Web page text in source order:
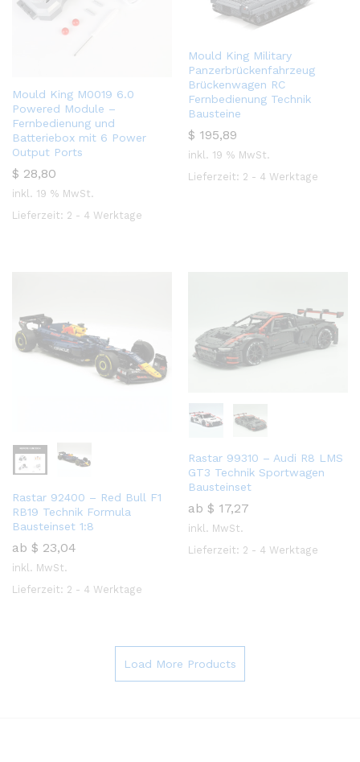
Mould King M0019 6.0
Powered Module –
Fernbedienung und
Batteriebox mit 6 Power
Output Ports
$ 28,80
inkl. 19 % MwSt.
Lieferzeit: 2 - 4 Werktage
Mould King Military
Panzerbrückenfahrzeug
Brückenwagen RC
Fernbedienung Technik
Bausteine
$ 195,89
inkl. 19 % MwSt.
Lieferzeit: 2 - 4 Werktage
Rastar 92400 – Red Bull F1
RB19 Technik Formula
Bausteinset 1:8
ab $ 23,04
inkl. MwSt.
Lieferzeit: 2 - 4 Werktage
Rastar 99310 – Audi R8 LMS
GT3 Technik Sportwagen
Bausteinset
ab $ 17,27
inkl. MwSt.
Lieferzeit: 2 - 4 Werktage
Load More Products